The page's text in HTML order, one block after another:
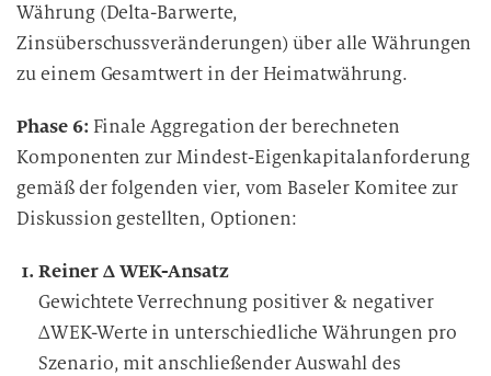
Währung (Delta-Barwerte,
Zinsüberschussveränderungen) über alle Währungen
zu einem Gesamtwert in der Heimatwährung.
Phase 6: Finale Aggregation der berechneten
Komponenten zur Mindest-Eigenkapitalanforderung
gemäß der folgenden vier, vom Baseler Komitee zur
Diskussion gestellten, Optionen:
Reiner Δ WEK-Ansatz
Gewichtete Verrechnung positiver & negativer
ΔWEK-Werte in unterschiedliche Währungen pro
Szenario, mit anschließender Auswahl des